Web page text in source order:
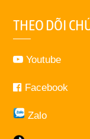
THEO DÕI
Youtube
Facebook
Zalo